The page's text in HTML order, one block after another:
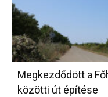
Megkezdődött a
közötti út építése